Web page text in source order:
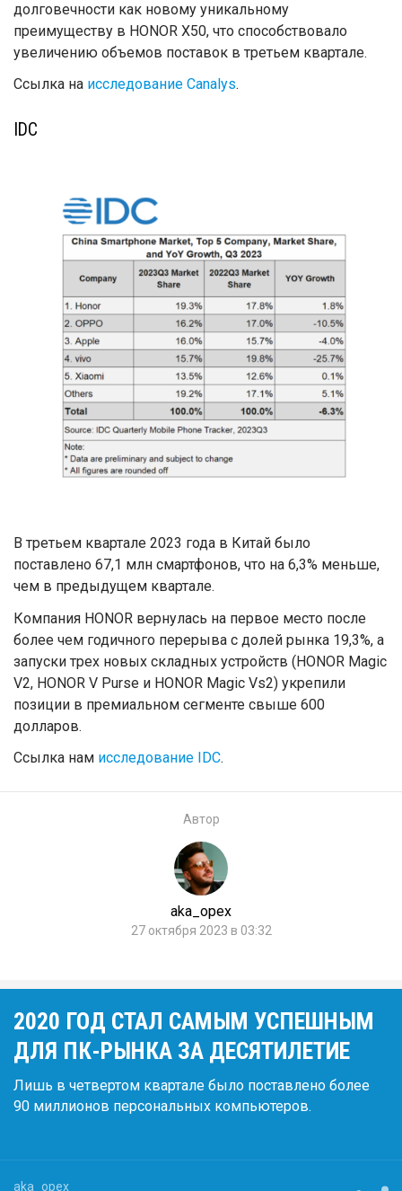
долговечности как новому уникальному
преимуществу в HONOR X50, что способствовало
увеличению объемов поставок в третьем квартале.
Ссылка на исследование Canalys.
IDC
В третьем квартале 2023 года в Китай было
поставлено 67,1 млн смартфонов, что на 6,3% меньше,
чем в предыдущем квартале.
Компания HONOR вернулась на первое место после
более чем годичного перерыва с долей рынка 19,3%, а
запуски трех новых складных устройств (HONOR Magic
V2, HONOR V Purse и HONOR Magic Vs2) укрепили
позиции в премиальном сегменте свыше 600
долларов.
Ссылка нам исследование IDC.
Автор
aka_opex
27 октября 2023 в 03:32
2020 ГОД СТАЛ САМЫМ УСПЕШНЫМ
ДЛЯ ПК-РЫНКА ЗА ДЕСЯТИЛЕТИЕ
Лишь в четвертом квартале было поставлено более
90 миллионов персональных компьютеров.
aka_opex